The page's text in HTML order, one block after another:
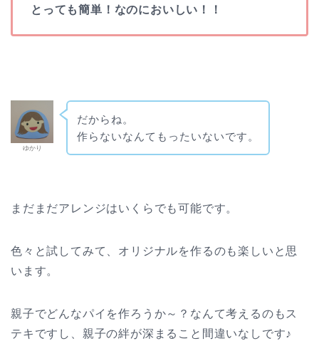
とっても簡単！なのにおいしい！！
ゆかり
だからね。
作らないなんてもったいないです。
まだまだアレンジはいくらでも可能です。
色々と試してみて、オリジナルを作るのも楽しいと思
います。
親子でどんなパイを作ろうか～？なんて考えるのもス
テキですし、親子の絆が深まること間違いなしです♪